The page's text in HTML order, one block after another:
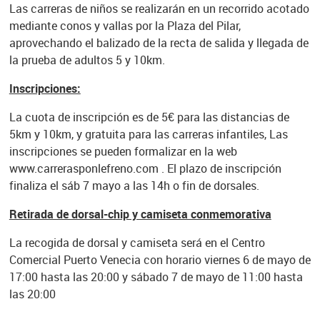
Las carreras de niños se realizarán en un recorrido acotado
mediante conos y vallas por la Plaza del Pilar,
aprovechando el balizado de la recta de salida y llegada de
la prueba de adultos 5 y 10km.
Inscripciones:
La cuota de inscripción es de 5€ para las distancias de
5km y 10km, y gratuita para las carreras infantiles, Las
inscripciones se pueden formalizar en la web
www.carrerasponlefreno.com . El plazo de inscripción
finaliza el sáb 7 mayo a las 14h o fin de dorsales.
Retirada de dorsal-chip y camiseta conmemorativa
La recogida de dorsal y camiseta será en el Centro
Comercial Puerto Venecia con horario viernes 6 de mayo de
17:00 hasta las 20:00 y sábado 7 de mayo de 11:00 hasta
las 20:00